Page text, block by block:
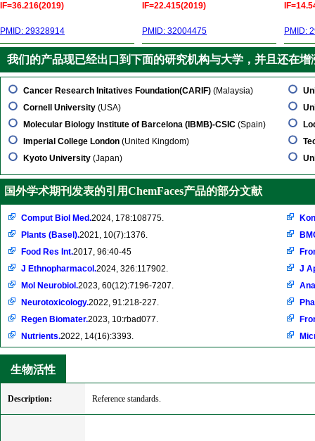
IF=36.216(2019)
PMID: 29328914
IF=22.415(2019)
PMID: 32004475 PMID:
我们的产品现已经出口到下面的研究机构与大学，并且还在增
Cancer Research Initatives Foundation(CARIF) (Malaysia)
Cornell University (USA)
Molecular Biology Institute of Barcelona (IBMB)-CSIC (Spain)
Imperial College London (United Kingdom)
Kyoto University (Japan)
国外学术期刊发表的引用ChemFaces产品的部分文献
Comput Biol Med.2024, 178:108775.
Plants (Basel).2021, 10(7):1376.
Food Res Int.2017, 96:40-45
J Ethnopharmacol.2024, 326:117902.
Mol Neurobiol.2023, 60(12):7196-7207.
Neurotoxicology.2022, 91:218-227.
Regen Biomater.2023, 10:rbad077.
Nutrients.2022, 14(16):3393.
J
生物活性
Description: Reference standards.